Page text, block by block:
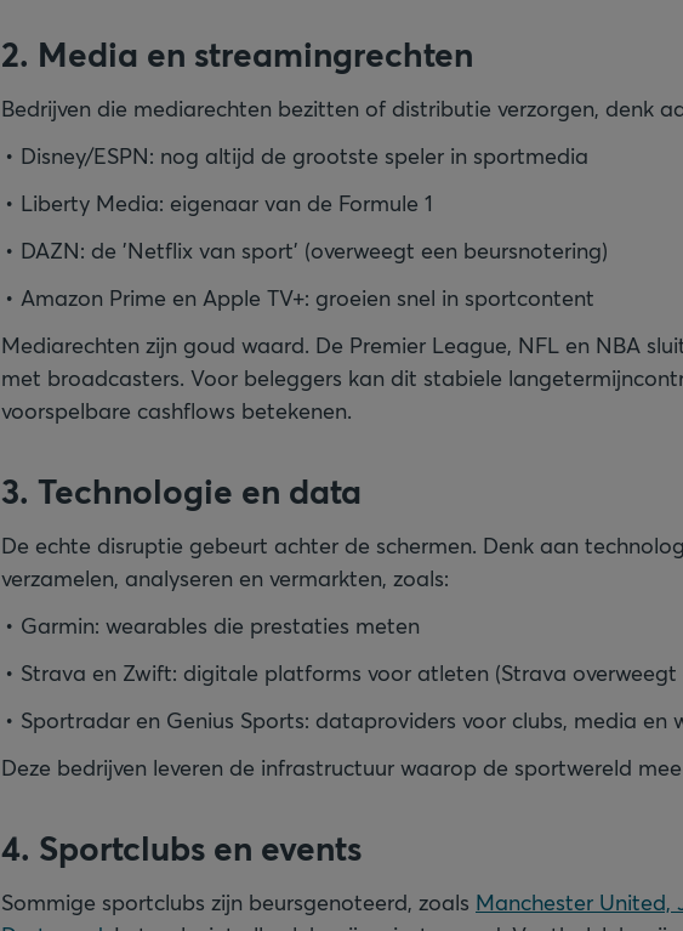
2. Media en streamingrechten
Bedrijven die mediarechten bezitten of distributie verzorgen, denk
Disney/ESPN: nog altijd de grootste speler in sportmedia
Liberty Media: eigenaar van de Formule 1
DAZN: de 'Netflix van sport' (overweegt een beursnotering)
Amazon Prime en Apple TV+: groeien snel in sportcontent
Mediarechten zijn goud waard. De Premier League, NFL en NBA
met broadcasters. Voor beleggers kan dit stabiele
voorspelbare cashflows betekenen.
3. Technologie en data
De echte disruptie gebeurt achter de schermen. Denk aan
verzamelen, analyseren en vermarkten, zoals:
Garmin: wearables die prestaties meten
Strava en Zwift: digitale platforms voor atleten (Strava overweegt
Sportradar en Genius Sports: dataproviders voor clubs, media en
Deze bedrijven leveren de infrastructuur waarop de sportwereld
4. Sportclubs en events
Sommige sportclubs zijn beursgenoteerd, zoals Manchester United,